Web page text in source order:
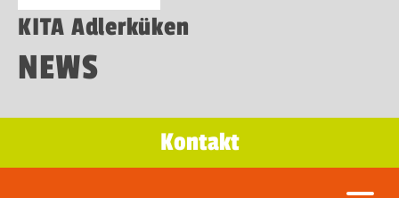
KITA Adlerküken
NEWS
Kontakt